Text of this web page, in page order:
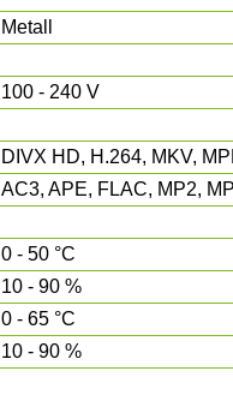
Metall
100 - 240 V
DIVX HD, H.264, MKV,
AC3, APE, FLAC, MP2,
0 - 50 °C
10 - 90 %
0 - 65 °C
10 - 90 %